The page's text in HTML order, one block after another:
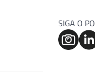
SIGA O